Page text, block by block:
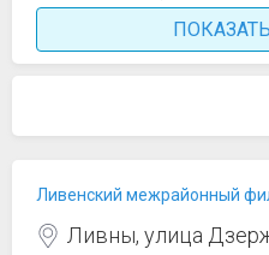
Ливенский межрайонный
Ливны, улица